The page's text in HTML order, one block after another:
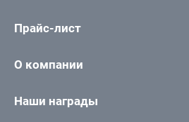
Прайс-лист
О компании
Наши награды